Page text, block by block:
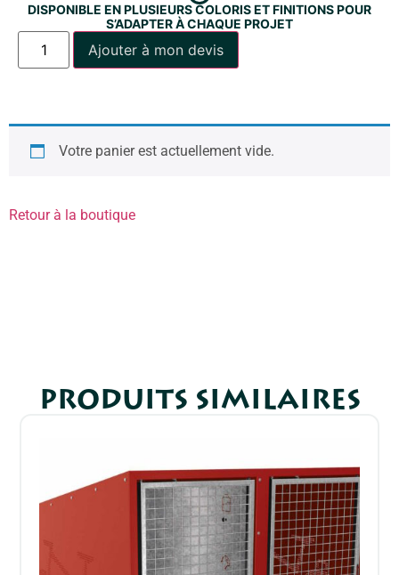
DISPONIBLE EN PLUSIEURS COLORIS ET FINITIONS POUR
S’ADAPTER À CHAQUE PROJET
Ajouter à mon devis
Votre panier est actuellement vide.
Retour à la boutique
PRODUITS SIMILAIRES